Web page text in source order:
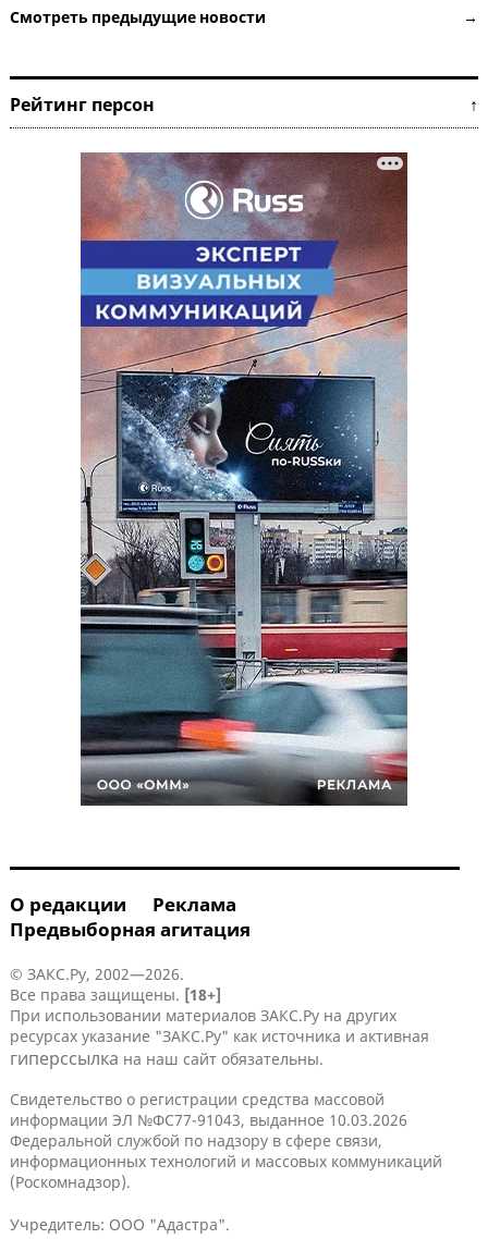
Смотреть предыдущие новости →
Рейтинг персон ↑
О редакции
Реклама
Предвыборная агитация
© ЗАКС.Ру, 2002—2026.
Все права защищены. [18+]
При использовании материалов ЗАКС.Ру на других
ресурсах указание "ЗАКС.Ру" как источника и активная
гиперссылка на наш сайт обязательны.
Свидетельство о регистрации средства массовой
информации ЭЛ №ФС77-91043, выданное 10.03.2026
Федеральной службой по надзору в сфере связи,
информационных технологий и массовых коммуникаций
(Роскомнадзор).
Учредитель: ООО "Адастра".